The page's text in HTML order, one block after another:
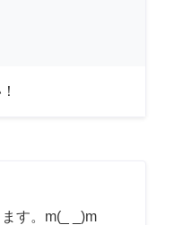
す。m(_ _)m